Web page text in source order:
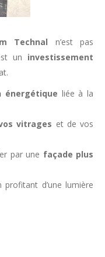
Technal n’est pas
un investissement
énergétique liée à la
vitrages et de vos
par une façade plus
d’une lumière